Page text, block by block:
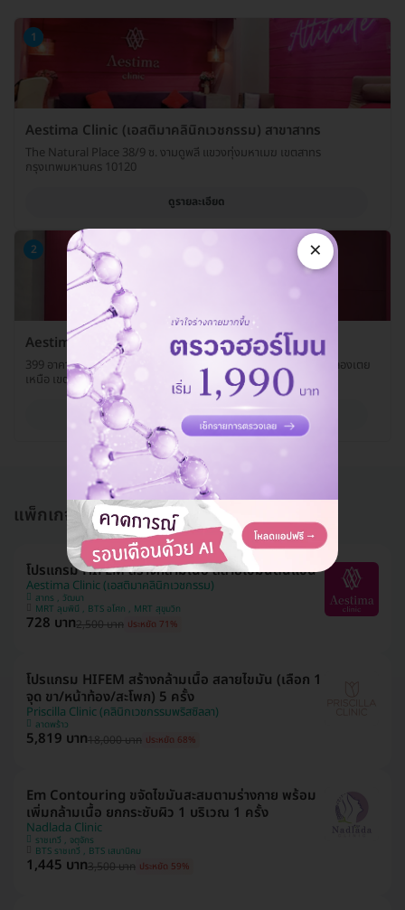
1
Aestima Clinic (เอสติมาคลินิกเวชกรรม) สาขาสาทร
The Natural Place 38/9 ซ. งามดูพลี แขวงทุ่งมหาเมฆ เขตสาทร
กรุงเทพมหานคร 10120
ดูรายละเอียด
2
Aestima Clinic (เอสติมาคลินิกเวชกรรม) สาขาอโศก
399 อาคารอินเตอร์เชนจ์ 21 ห้อง 307-308 ชั้น UL ถ. สุขุมวิท แขวงคลองเตย
เหนือ เขตวัฒนา กรุงเทพมหานคร 10110
ดูรายละเอียด
แพ็กเกจอื่นใน สร้างกล้ามเนื้อ สร้างซิกแพค
โปรแกรม HIFEM สร้างกล้ามเนื้อ สลายไขมันต้นแขน
Aestima Clinic (เอสติมาคลินิกเวชกรรม)
สาทร , วัฒนา
MRT ลุมพินี , BTS อโศก , MRT สุขุมวิท
728 บาท2,500 บาท ประหยัด 71%
โปรแกรม HIFEM สร้างกล้ามเนื้อ สลายไขมัน (เลือก 1
จุด ขา/หน้าท้อง/สะโพก) 5 ครั้ง
Priscilla Clinic (คลินิกเวชกรรมพริสซิลลา)
ลาดพร้าว
5,819 บาท18,000 บาท ประหยัด 68%
Em Contouring ขจัดไขมันสะสมตามร่างกาย พร้อม
เพิ่มกล้ามเนื้อ ยกกระชับผิว 1 บริเวณ 1 ครั้ง
Nadlada Clinic
ราชเทวี , จตุจักร
BTS ราชเทวี , BTS เสนานิคม
1,445 บาท3,500 บาท ประหยัด 59%
×